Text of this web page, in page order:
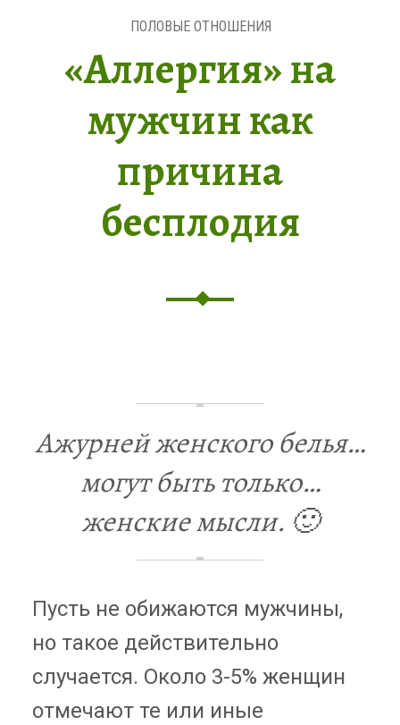
«Аллергия» на
мужчин как
причина
бесплодия
ПОЛОВЫЕ ОТНОШЕНИЯ
Ажурней женского белья…
могут быть только…
женские мысли. 🙂
Пусть не обижаются мужчины,
но такое действительно
случается. Около 3-5% женщин
отмечают те или иные